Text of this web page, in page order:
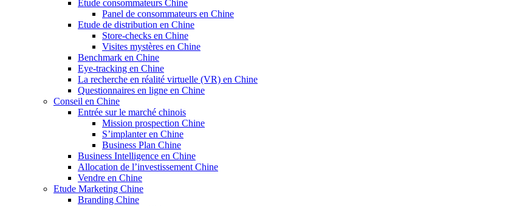
Etude consommateurs Chine
Panel de consommateurs en Chine
Etude de distribution en Chine
Store-checks en Chine
Visites mystères en Chine
Benchmark en Chine
Eye-tracking en Chine
La recherche en réalité virtuelle (VR) en Chine
Questionnaires en ligne en Chine
Conseil en Chine
Entrée sur le marché chinois
Mission prospection Chine
S’implanter en Chine
Business Plan Chine
Business Intelligence en Chine
Allocation de l’investissement Chine
Vendre en Chine
Etude Marketing Chine
Branding Chine